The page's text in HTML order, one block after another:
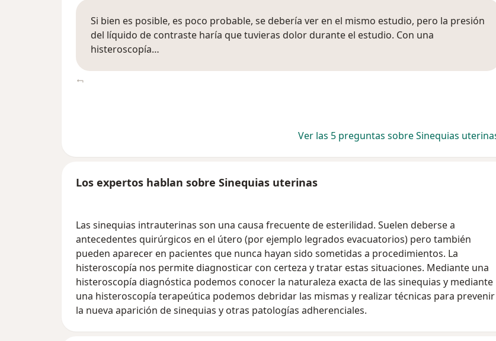
Si bien es posible, es poco probable, se debería ver en el mismo estudio, pero la presión
del líquido de contraste haría que tuvieras dolor durante el estudio. Con una
histeroscopía…
Ver las 5 preguntas sobre Sinequias
Los expertos hablan sobre Sinequias uterinas
Las sinequias intrauterinas son una causa frecuente de esterilidad. Suelen deberse a
antecedentes quirúrgicos en el útero (por ejemplo legrados evacuatorios) pero también
pueden aparecer en pacientes que nunca hayan sido sometidas a procedimientos. La
histeroscopía nos permite diagnosticar con certeza y tratar estas situaciones. Mediante una
histeroscopía diagnóstica podemos conocer la naturaleza exacta de las sinequias y mediante
una histeroscopía terapeútica podemos debridar las mismas y realizar técnicas para prevenir
la nueva aparición de sinequias y otras patologías adherenciales.